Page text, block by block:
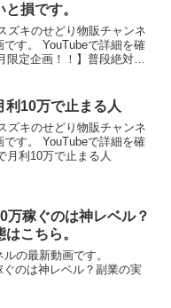
損です。
ズキのせどり物販チャンネ
です。 YouTubeで詳細を確
限定企画！！】普段絶対や
利10万で止まる人
ズキのせどり物販チャンネ
です。 YouTubeで詳細を確
月利10万で止まる人
万稼ぐのは神レベル？
こちら。
の最新動画です。
のは神レベル？副業の実